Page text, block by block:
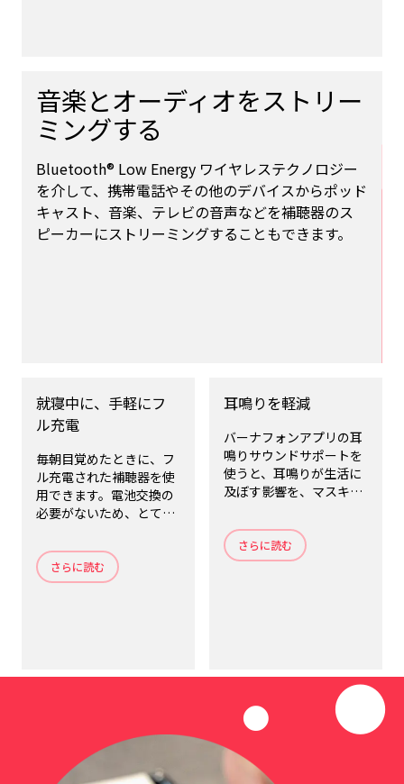
音楽とオーディオをストリー
ミングする
Bluetooth® Low Energy ワイヤレステクノロジー
を介して、携帯電話やその他のデバイスからポッド
キャスト、音楽、テレビの音声などを補聴器のス
ピーカーにストリーミングすることもできます。
就寝中に、手軽にフ
ル充電
毎朝目覚めたときに、フ
ル充電された補聴器を使
用できます。電池交換の
必要がないため、とても
器を外して充電器に差し
込むだけで、充電できま
す。
さらに読む
耳鳴りを軽減
バーナフォンアプリの耳
鳴りサウンドサポートを
使うと、耳鳴りが生活に
及ぼす影響を、マスキン
サウンドが再生されま
す。さらに読む